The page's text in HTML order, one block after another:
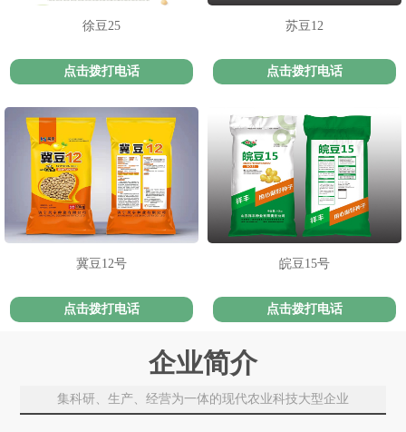
徐豆25
点击拨打电话
苏豆12
点击拨打电话
冀豆12号
点击拨打电话
皖豆15号
点击拨打电话
企业简介
集科研、生产、经营为一体的现代农业科技大型企业